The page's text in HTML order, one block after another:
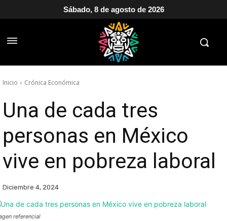
Sábado, 8 de agosto de 2026
Inicio Crónica Económica
Una de cada tres
personas en México
vive en pobreza laboral
Diciembre 4, 2024
referencial